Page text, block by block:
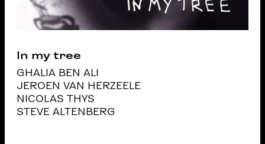
In my tree
GHALIA BEN ALI
JEROEN VAN HERZEELE
NICOLAS THYS
STEVE ALTENBERG